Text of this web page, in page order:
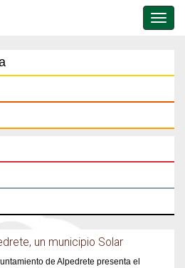
de
un municipio Solar
de Alpedrete presenta el